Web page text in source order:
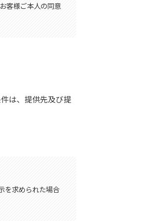
客様ご本人の同意
は、提供先及び提
を求められた場合